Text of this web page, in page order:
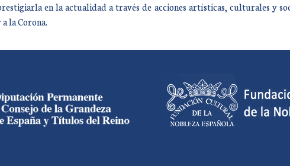
en la actualidad a través de acciones artísticas, culturales
la Corona.